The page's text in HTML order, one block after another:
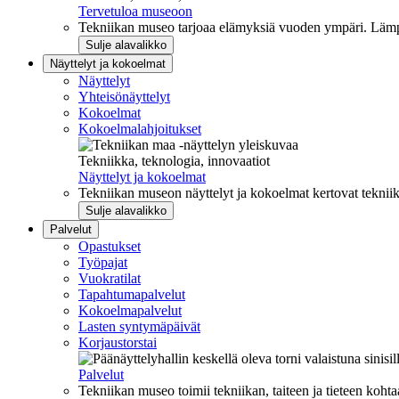
Tervetuloa museoon
Tekniikan museo tarjoaa elämyksiä vuoden ympäri.
Sulje alavalikko
Näyttelyt ja kokoelmat
Näyttelyt
Yhteisönäyttelyt
Kokoelmat
Kokoelmalahjoitukset
Tekniikka, teknologia, innovaatiot
Näyttelyt ja kokoelmat
Tekniikan museon näyttelyt ja kokoelmat kertovat
Sulje alavalikko
Palvelut
Opastukset
Työpajat
Vuokratilat
Tapahtumapalvelut
Kokoelmapalvelut
Lasten syntymäpäivät
Korjaustorstai
Palvelut
Tekniikan museo toimii tekniikan, taiteen ja tieteen